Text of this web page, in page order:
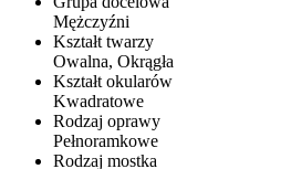
Mężczyźni
Kształt twarzy
Owalna, Okrągła
Kształt okularów
Kwadratowe
Rodzaj oprawy
Pełnoramkowe
Rodzaj mostka